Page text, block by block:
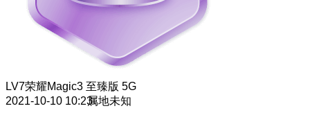
LV7荣耀Magic3 至臻版 5G
2021-10-10 10:23属地未知